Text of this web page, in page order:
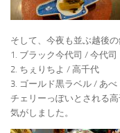
そして、今夜も並ぶ越後の
1. ブラック今代司 / 今代司
2. ちぇりちよ / 高千代
3. ゴールド黒ラベル / あべ
チェリーっぽいとされる
気がしました。